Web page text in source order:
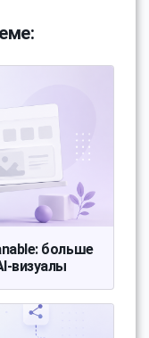
больше
визуалы